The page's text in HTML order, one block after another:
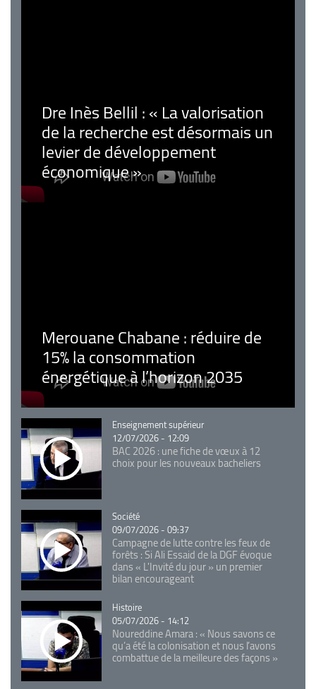
Dre Inès Bellil : « La valorisation
de la recherche est désormais un
levier de développement
économique »
Merouane Chabane : réduire de
15% la consommation
énergétique à l’horizon 2035
Catégorie
Enseignement supérieur
12/07/2026 - 12:09
BAC 2026 : une fiche de vœux à 12
choix pour les nouveaux bacheliers
Catégorie
Société
09/07/2026 - 09:37
Campagne de lutte contre les feux de
forêts : Si Ali Essaid de la DGF évoque
dans « L'Invité du jour » un premier
bilan encourageant
Catégorie
Histoire
05/07/2026 - 14:12
Noureddine Amara : « Nous savons ce
qu’a été la colonisation et nous l’avons
combattue de la meilleure des façons »